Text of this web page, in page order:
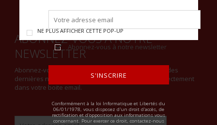
Abonnez-vous à notre newsletter
S'INSCRIRE
Conformément à la loi Informatique et Libertés du
06/01/1978, vous disposez d'un droit d'accès, de
rectification et d'opposition aux informations vous
concernant. Pour exercer ce droit, contactez-nous
NE PLUS AFFICHER CETTE POP-UP
ABONNEZ-VOUS À NOTRE
NEWSLETTER
Abonnez-vous à notre newsletter et restez informé des
dernières nouveautés et recevez notre actualité directement
dans votre boite email.